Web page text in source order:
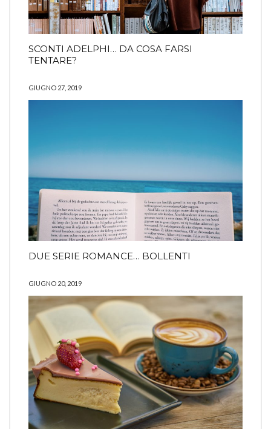
SCONTI ADELPHI… DA COSA FARSI
TENTARE?
GIUGNO 27, 2019
DUE SERIE ROMANCE… BOLLENTI
GIUGNO 20, 2019